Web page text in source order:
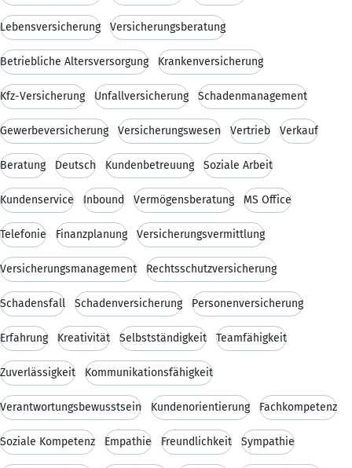
Lebensversicherung Versicherungsberatung
Betriebliche Altersversorgung Krankenversicherung
Kfz-Versicherung Unfallversicherung Schadenmanagement
Gewerbeversicherung Versicherungswesen Vertrieb Verkauf
Beratung Deutsch Kundenbetreuung Soziale Arbeit
Kundenservice Inbound Vermögensberatung MS Office
Telefonie Finanzplanung Versicherungsvermittlung
Versicherungsmanagement Rechtsschutzversicherung
Schadensfall Schadenversicherung Personenversicherung
Erfahrung Kreativität Selbstständigkeit Teamfähigkeit
Zuverlässigkeit Kommunikationsfähigkeit
Verantwortungsbewusstsein Kundenorientierung Fachkompetenz
Soziale Kompetenz Empathie Freundlichkeit Sympathie